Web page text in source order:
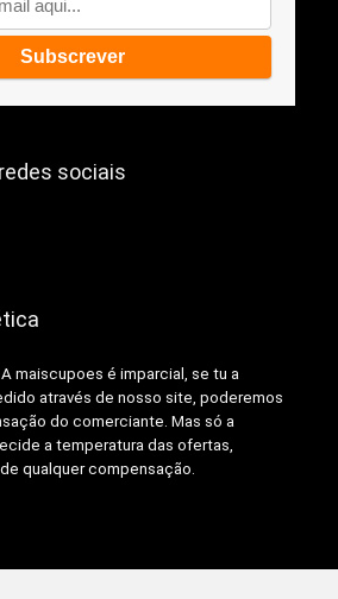
sociais
Amaiscupoes é imparcial, se tu a
através de nosso site, poderemos
do comerciante. Mas só a
a temperatura das ofertas,
qualquer compensação.